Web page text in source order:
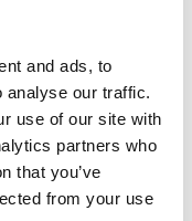
and ads, to
analyse our traffic.
use of our site with
partners who
that you’ve
from your use
midtjysk
og en
i form af henholdsvis
VELUX, fremhæver
besøges af jury og
henholdsvis den